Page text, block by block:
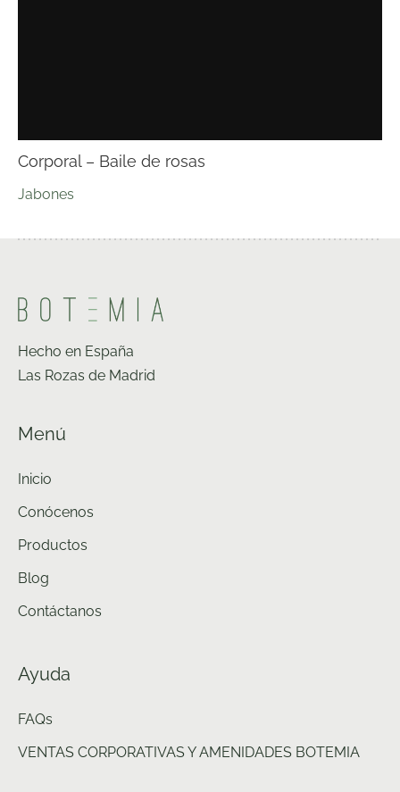
Corporal – Baile de rosas
Jabones
Hecho en España
Las Rozas de Madrid
Menú
Inicio
Conócenos
Productos
Blog
Contáctanos
Ayuda
FAQs
VENTAS CORPORATIVAS Y AMENIDADES BOTEMIA